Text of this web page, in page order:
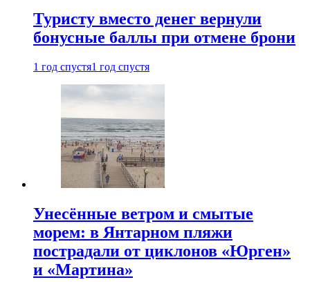
Туристу вместо денег вернули
бонусные баллы при отмене брони
1 год спустя1 год спустя
Унесённые ветром и смытые
морем: в Янтарном пляжи
пострадали от циклонов «Юрген»
и «Мартина»